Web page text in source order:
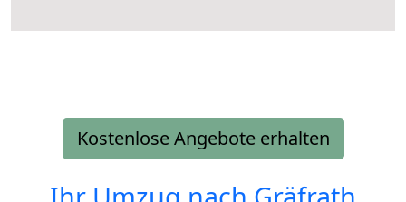
Kostenlose Angebote erhalten